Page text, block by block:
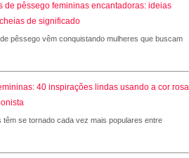
de pêssego femininas encantadoras: ideias
de significado
pêssego vêm conquistando mulheres que buscam
40 inspirações lindas usando a cor rosa
têm se tornado cada vez mais populares entre